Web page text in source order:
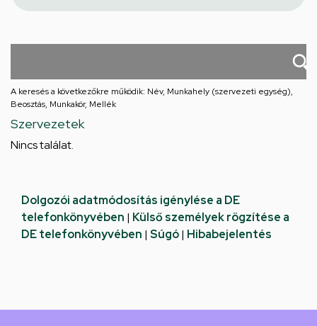
A keresés a következőkre működik: Név, Munkahely (szervezeti egység),
Beosztás, Munkakör, Mellék
Szervezetek
Nincs találat.
Dolgozói adatmódosítás igénylése a DE
telefonkönyvében | Külső személyek rögzítése a
DE telefonkönyvében | Súgó| Hibabejelentés